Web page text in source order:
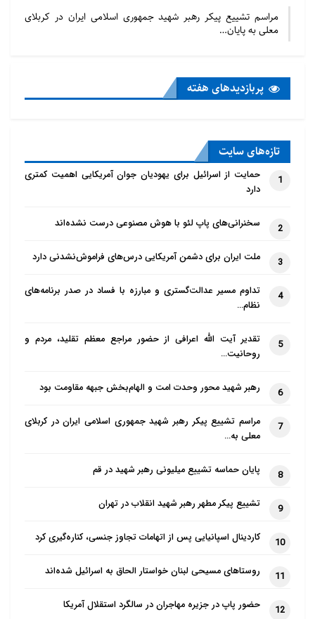
مراسم تشییع پیکر رهبر شهید جمهوری اسلامی ایران در کربلای
معلی به پایان…
پربازدید‌های هفته
تازه‌‌های سایت
1
حمایت از اسرائیل برای یهودیان جوان آمریکایی اهمیت کمتری
دارد
2 سخنرانی‌های پاپ لئو با هوش مصنوعی درست نشده‌اند
3 ملت ایران برای دشمن آمریکایی درس‌های فراموش‌نشدنی دارد
4
تداوم مسیر عدالت‌گستری و مبارزه با فساد در صدر برنامه‌های
نظام…
5
تقدیر آیت الله اعرافی از حضور مراجع معظم تقلید، مردم و
روحانیت…
6 رهبر شهید محور وحدت امت و الهام‌بخش جبهه مقاومت بود
7
مراسم تشییع پیکر رهبر شهید جمهوری اسلامی ایران در کربلای
معلی به…
8 پایان حماسه تشییع میلیونی رهبر شهید در قم
9 تشییع پیکر مطهر رهبر شهید انقلاب در تهران
10 کاردینال اسپانیایی پس از اتهامات تجاوز جنسی، کناره‌گیری کرد
11 روستاهای مسیحی لبنان خواستار الحاق به اسرائیل شده‌اند
12 حضور پاپ در جزیره مهاجران در سالگرد استقلال آمریکا